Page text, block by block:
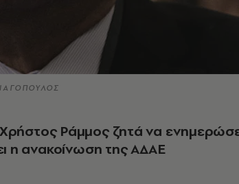
Ράμμος ζητά να
η ανακοίνωση της ΑΔΑΕ